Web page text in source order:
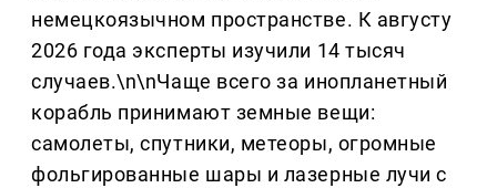
немецкоязычном пространстве. К августу
2026 года эксперты изучили 14 тысяч
случаев.\n\nЧаще всего за инопланетный
корабль принимают земные вещи:
самолеты, спутники, метеоры, огромные
фольгированные шары и лазерные лучи с